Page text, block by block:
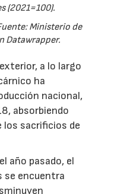
(2021=100).
Ministerio de
Datawrapper.
a lo largo
ha
nacional,
absorbiendo
los sacrificios de
año pasado, el
se encuentra